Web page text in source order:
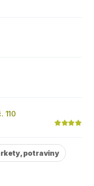
110
potraviny